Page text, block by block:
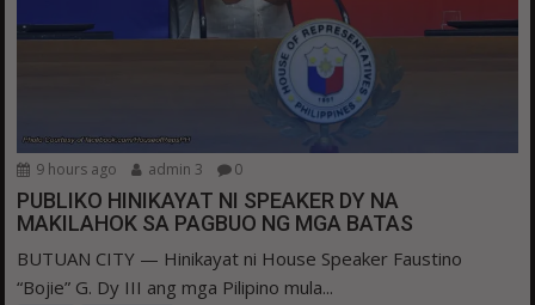
9 hours ago admin 3 0
PUBLIKO HINIKAYAT NI SPEAKER DY NA
MAKILAHOK SA PAGBUO NG MGA BATAS
BUTUAN CITY — Hinikayat ni House Speaker Faustino
“Bojie” G. Dy III ang mga Pilipino mula...